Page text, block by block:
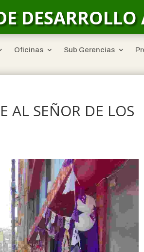
Oficinas Sub Gerencias
AL SEÑOR DE LOS